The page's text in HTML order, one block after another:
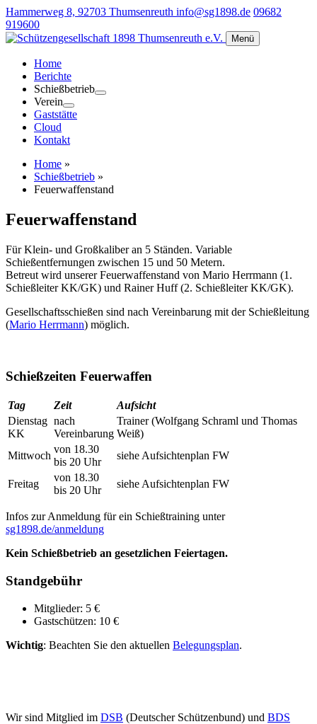
Hammerweg 8, 92703 Thumsenreuth info@sg1898.de 09682
919600
Menü
Home
Berichte
Schießbetrieb
Verein
Gaststätte
Cloud
Kontakt
Home »
Schießbetrieb »
Feuerwaffenstand
Feuerwaffenstand
Für Klein- und Großkaliber an 5 Ständen. Variable
Schießentfernungen zwischen 15 und 50 Metern.
Betreut wird unserer Feuerwaffenstand von Mario Herrmann (1.
Schießleiter KK/GK) und Rainer Huff (2. Schießleiter KK/GK).
Gesellschaftsschießen sind nach Vereinbarung mit der Schießleitung
(Mario Herrmann) möglich.
Schießzeiten Feuerwaffen
Tag Zeit
Aufsicht
Dienstag
KK
nach
Vereinbarung
Trainer (Wolfgang Schraml und Thomas
Weiß)
Mittwoch
von 18.30
bis 20 Uhr
siehe Aufsichtenplan FW
Freitag
von 18.30
bis 20 Uhr
siehe Aufsichtenplan FW
Infos zur Anmeldung für ein Schießtraining unter
sg1898.de/anmeldung
Kein Schießbetrieb an gesetzlichen Feiertagen.
Standgebühr
Mitglieder: 5 €
Gastschützen: 10 €
Wichtig: Beachten Sie den aktuellen Belegungsplan.
Wir sind Mitglied im DSB (Deutscher Schützenbund) und BDS